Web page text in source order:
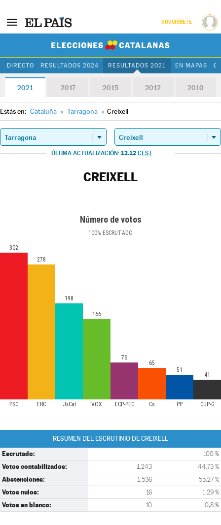
SUSCRÍBETE
DIRECTO RESULTADOS 2024 RESULTADOS 2021 EN MAPAS
2021 2017 2015 2012 2010
Estás en: Cataluña » Tarragona » Creixell
ÚLTIMA ACTUALIZACIÓN: 12.12 CEST
CREIXELL
Número de votos
100% ESCRUTADO
PSC ERC JxCat VOX ECP-PEC Cs PP CUP-G
302
278
198
166
76
65
51
41
RESUMEN DEL ESCRUTINIO DE CREIXELL
Escrutado: 100 %
Votos contabilizados: 1.243 44,73 %
Abstenciones: 1.536 55,27 %
Votos nulos: 16 1,29 %
Votos en blanco: 10 0,8 %